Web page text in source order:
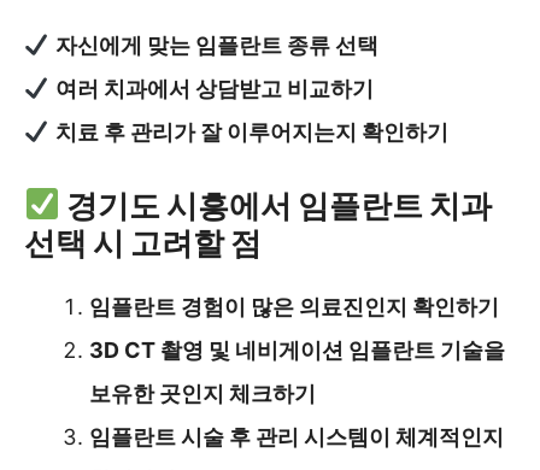
자신에게 맞는 임플란트 종류 선택
여러 치과에서 상담받고 비교하기
치료 후 관리가 잘 이루어지는지 확인하기
경기도 시흥에서 임플란트 치과
선택 시 고려할 점
임플란트 경험이 많은 의료진인지 확인하기
3D CT 촬영 및 네비게이션 임플란트 기술을
보유한 곳인지 체크하기
임플란트 시술 후 관리 시스템이 체계적인지